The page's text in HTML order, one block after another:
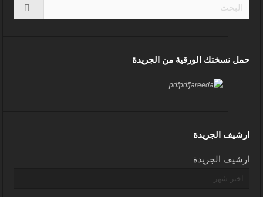
حمل نسختك الورقية من الجريدة
ارشيف الجريدة
ارشيف الجريدة